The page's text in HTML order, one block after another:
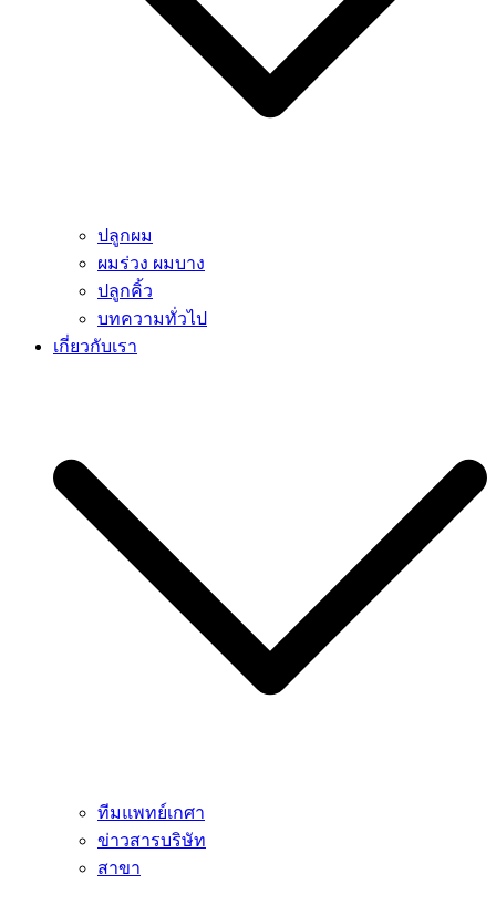
ปลูกผม
ผมร่วง ผมบาง
ปลูกคิ้ว
บทความทั่วไป
เกี่ยวกับเรา
ทีมแพทย์เกศา
ข่าวสารบริษัท
สาขา